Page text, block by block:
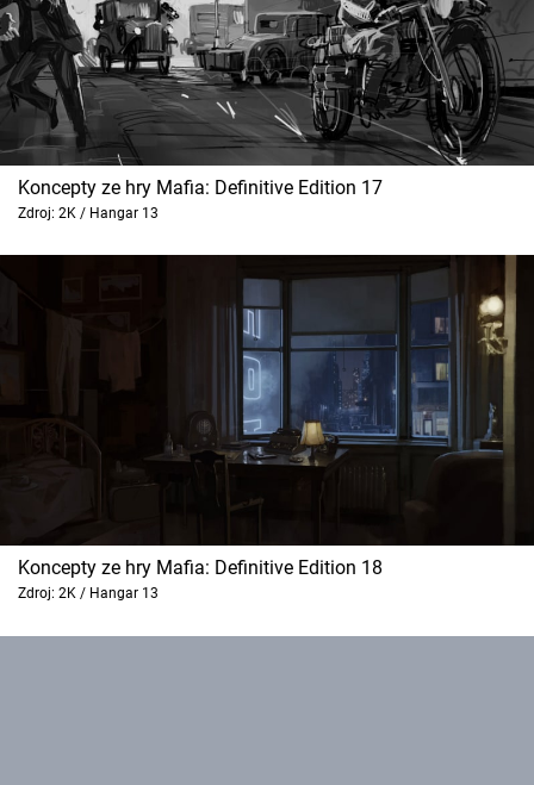
Koncepty ze hry Mafia: Definitive Edition 17
Zdroj: 2K / Hangar 13
Koncepty ze hry Mafia: Definitive Edition 18
Zdroj: 2K / Hangar 13